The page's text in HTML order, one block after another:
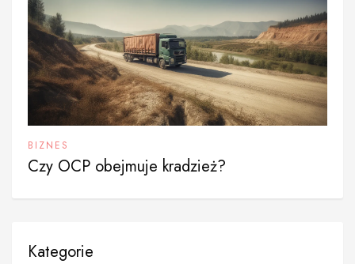
BIZNES
Czy OCP obejmuje kradzież?
Kategorie